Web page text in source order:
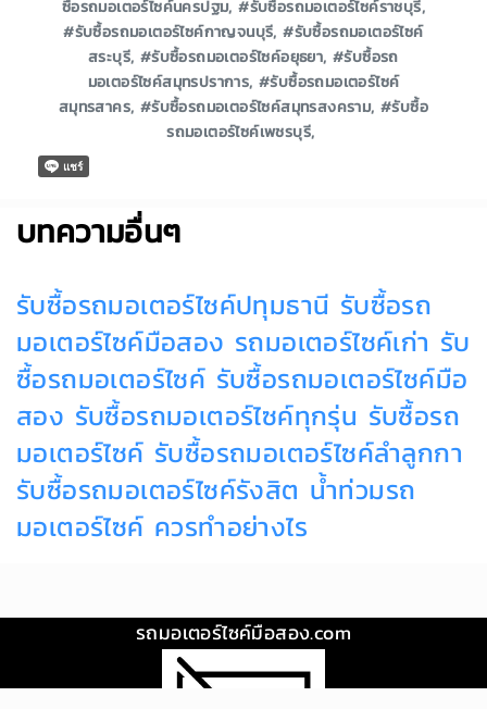
ซื้อรถมอเตอร์ไซค์นครปฐม, #รับซื้อรถมอเตอร์ไซค์ราชบุรี,
#รับซื้อรถมอเตอร์ไซค์กาญจนบุรี, #รับซื้อรถมอเตอร์ไซค์
สระบุรี, #รับซื้อรถมอเตอร์ไซค์อยุธยา, #รับซื้อรถ
มอเตอร์ไซค์สมุทรปราการ, #รับซื้อรถมอเตอร์ไซค์
สมุทรสาคร, #รับซื้อรถมอเตอร์ไซค์สมุทรสงคราม, #รับซื้อ
รถมอเตอร์ไซค์เพชรบุรี,
บทความอื่นๆ
รับซื้อรถมอเตอร์ไซค์ปทุมธานี รับซื้อรถ
มอเตอร์ไซค์มือสอง รถมอเตอร์ไซค์เก่า รับ
ซื้อรถมอเตอร์ไซค์ รับซื้อรถมอเตอร์ไซค์มือ
สอง รับซื้อรถมอเตอร์ไซค์ทุกรุ่น รับซื้อรถ
มอเตอร์ไซค์ รับซื้อรถมอเตอร์ไซค์ลำลูกกา
รับซื้อรถมอเตอร์ไซค์รังสิต น้ำท่วมรถ
มอเตอร์ไซค์ ควรทำอย่างไร
รถมอเตอร์ไซค์มือสอง.com